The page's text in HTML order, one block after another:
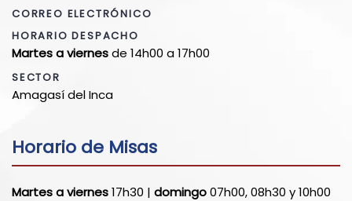
CORREO ELECTRÓNICO
HORARIO DESPACHO
Martes a viernesde 14h00 a 17h00
SECTOR
Amagasí del Inca
Horario de Misas
Martes a viernes17h30 | domingo07h00, 08h30 y 10h00